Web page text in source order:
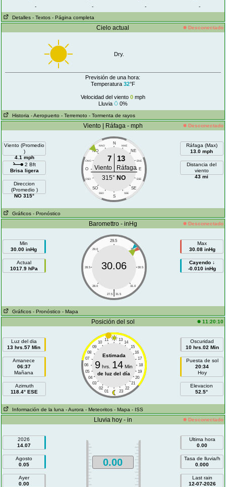
-
- -
-
Detalles - Textos - Página completa
Cielo actual Desconectado
Dry.
Previsión de una hora:
Temperatura 32°F
Velocidad del viento 0mph
Lluvia
0%
Historia - Aeropuerto - Terremoto - Tormenta de rayos
Viento | Ráfaga - mph Desconectado
Viento (Promedio
)
4.1 mph
2 Bft
Brisa ligera
Direccion
(Promedio )
NO 315°
N
NNO NNE
NO NE
ONO ENE
O E
OSO ESE
SO SE
SSO SSE
S
7 13
Viento
Ráfaga
315° NO
Ráfaga (Max)
13.0 mph
Distancia del
viento
43 mi
Gráficos - Pronóstico
Baromettro - inHg Desconectado
Min
30.00 inHg
Actual
1017.9 hPa
29.5
29.0 30.0
28.5 30.5
28.0 31.0
|
27.5 31.5
30.06
Max
30.08 inHg
Cayendo ↓
-0.010 inHg
Gráficos - Pronóstico - Mapa
Posición del sol 11:20:10
Luz del dia
13 hrs.57 Min
Amanece
06:37
Mañana
Azimuth
118.4° ESE
11 13
10
14
09
15
08
16
07
17
06
18
05
19
04
20
03
21
02
22
01 23
Estimada
9 hrs. 14 Min
de luz del día
Oscuridad
10 hrs.02 Min
Puesta de sol
20:34
Hoy
Elevacion
52.5°
Información de la luna - Aurora - Meteoritos - Mapa - ISS
Lluvia hoy - in Desconectado
2026
14.07
Agosto
0.05
Ayer
0.00
0.00
Ultima hora
0.00
Tasa de lluvia/h
0.000
Last rain
12-07-2026